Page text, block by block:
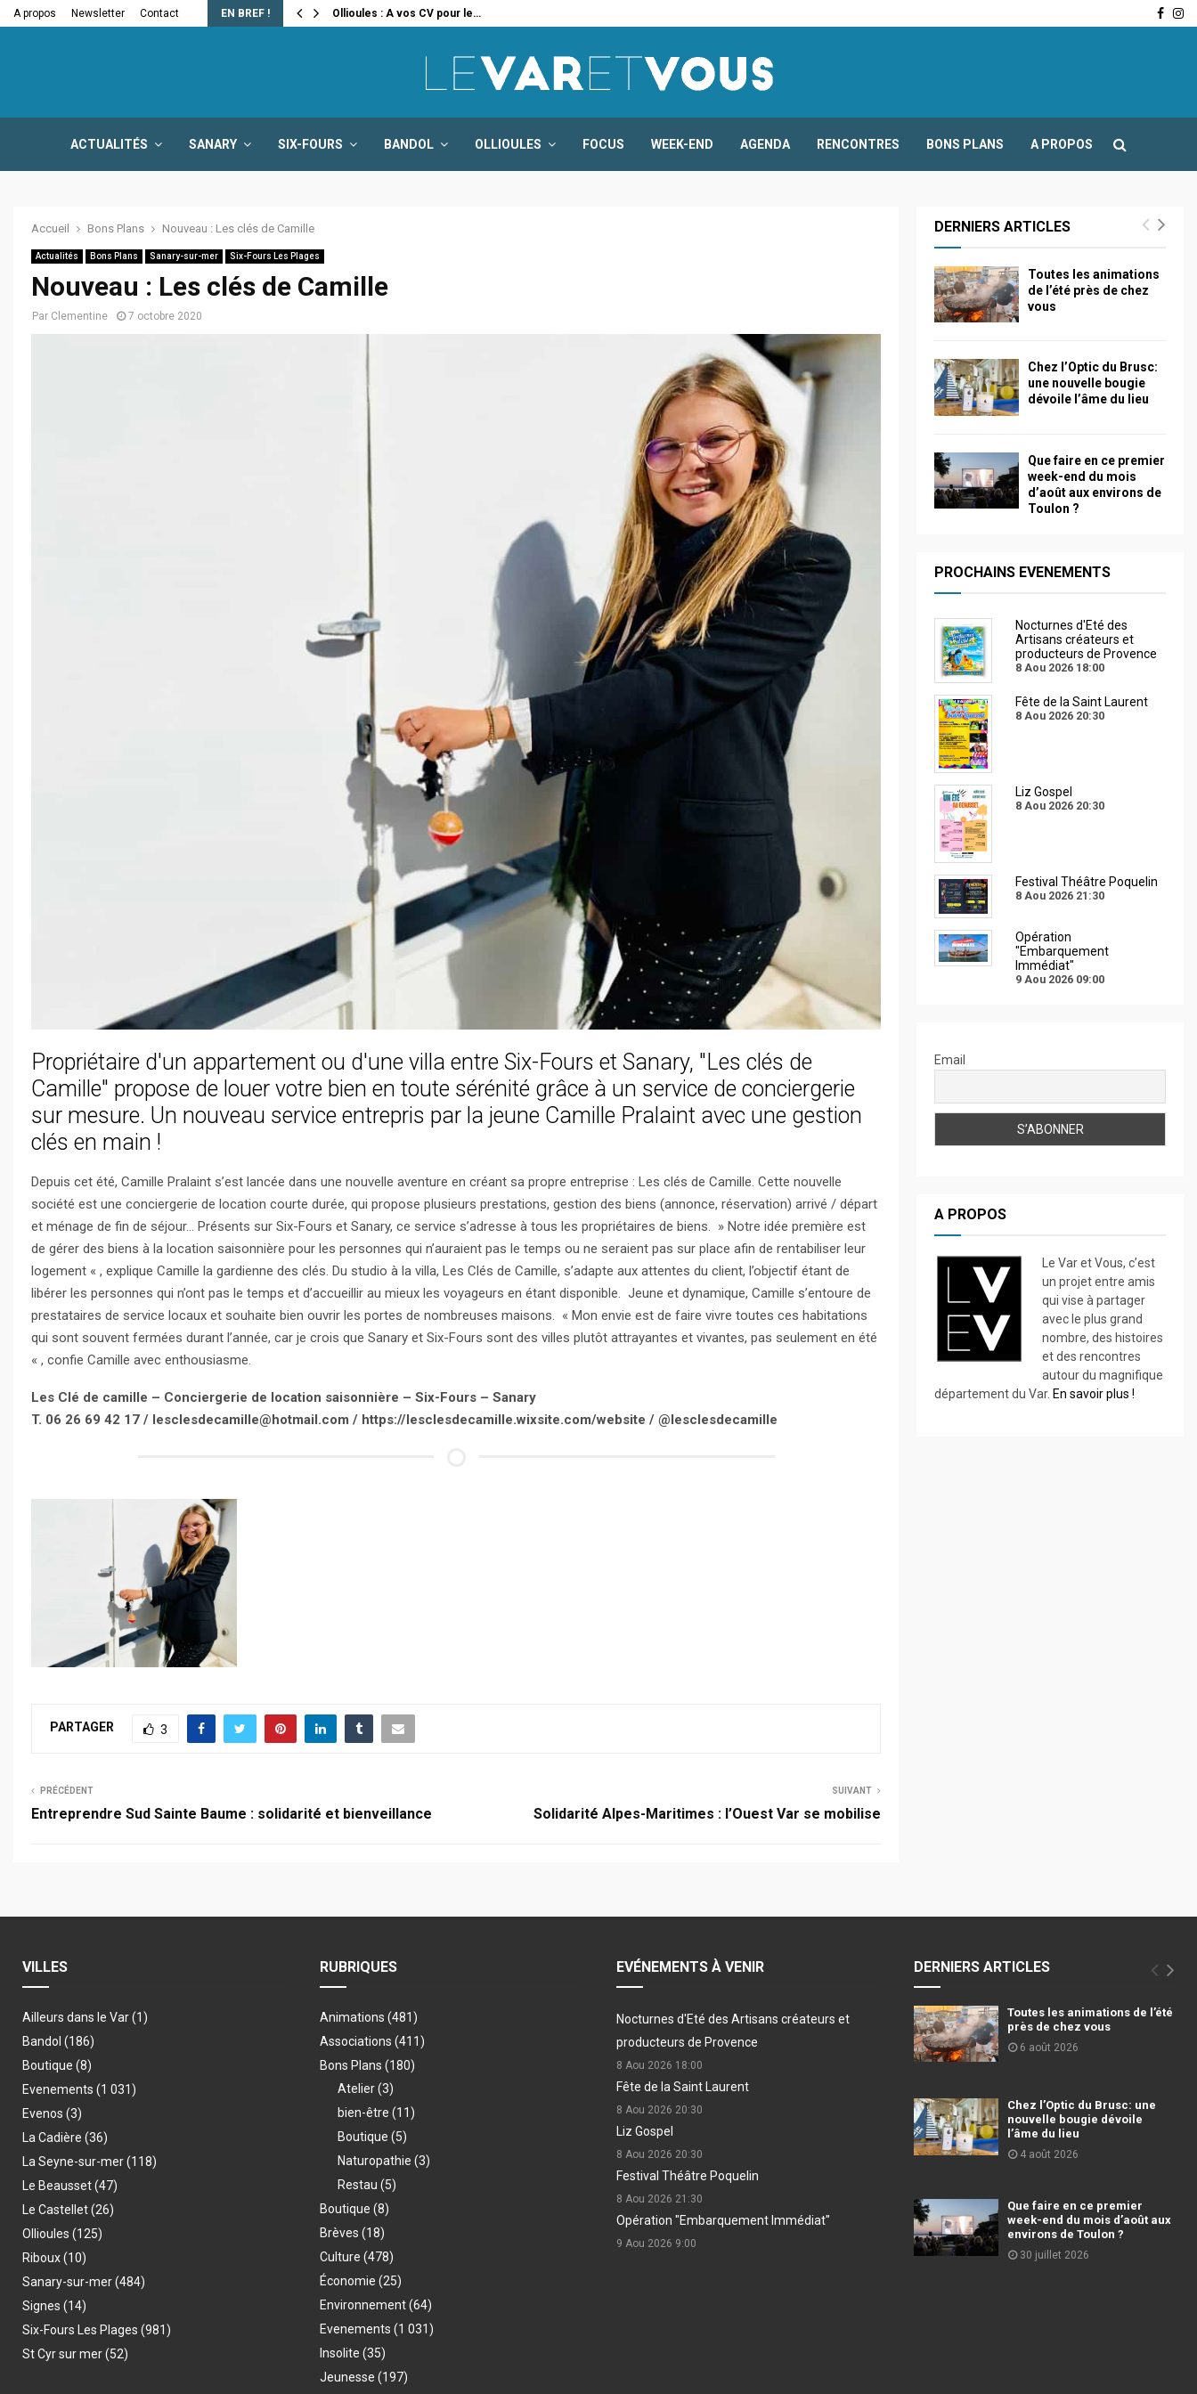
A propos Newsletter Contact EN BREF !
la fermeture… Ollioules : A vos CV pour le…
ACTUALITÉS SANARY SIX-FOURS BANDOL OLLIOULES FOCUS WEEK-END AGENDA RENCONTRES BONS PLANS A PROPOS
Accueil Bons Plans Nouveau : Les clés de Camille
Actualités Bons Plans Sanary-sur-mer Six-Fours Les Plages
Nouveau : Les clés de Camille
Par Clementine 7 octobre 2020
Propriétaire d'un appartement ou d'une villa entre Six-Fours et Sanary, "Les clés de
Camille" propose de louer votre bien en toute sérénité grâce à un service de conciergerie
sur mesure. Un nouveau service entrepris par la jeune Camille Pralaint avec une gestion
clés en main !
Depuis cet été, Camille Pralaint s’est lancée dans une nouvelle aventure en créant sa propre entreprise : Les clés de Camille. Cette nouvelle
société est une conciergerie de location courte durée, qui propose plusieurs prestations, gestion des biens (annonce, réservation) arrivé / départ
et ménage de fin de séjour… Présents sur Six-Fours et Sanary, ce service s’adresse à tous les propriétaires de biens. » Notre idée première est
de gérer des biens à la location saisonnière pour les personnes qui n’auraient pas le temps ou ne seraient pas sur place afin de rentabiliser leur
logement « , explique Camille la gardienne des clés. Du studio à la villa, Les Clés de Camille, s’adapte aux attentes du client, l’objectif étant de
libérer les personnes qui n’ont pas le temps et d’accueillir au mieux les voyageurs en étant disponible. Jeune et dynamique, Camille s’entoure de
prestataires de service locaux et souhaite bien ouvrir les portes de nombreuses maisons. « Mon envie est de faire vivre toutes ces habitations
qui sont souvent fermées durant l’année, car je crois que Sanary et Six-Fours sont des villes plutôt attrayantes et vivantes, pas seulement en été
« , confie Camille avec enthousiasme.
Les Clé de camille – Conciergerie de location saisonnière – Six-Fours – Sanary
T. 06 26 69 42 17 / lesclesdecamille@hotmail.com / https://lesclesdecamille.wixsite.com/website / @lesclesdecamille
PARTAGER 3
PRÉCÉDENT
Entreprendre Sud Sainte Baume : solidarité et bienveillance
SUIVANT
Solidarité Alpes-Maritimes : l’Ouest Var se mobilise
DERNIERS ARTICLES
Toutes les animations
de l’été près de chez
vous
Chez l’Optic du Brusc:
une nouvelle bougie
dévoile l’âme du lieu
Que faire en ce premier
week-end du mois
d’août aux environs de
Toulon ?
PROCHAINS EVENEMENTS
Nocturnes d'Eté des
Artisans créateurs et
producteurs de Provence
8 Aou 2026 18:00
Fête de la Saint Laurent
8 Aou 2026 20:30
Liz Gospel
8 Aou 2026 20:30
Festival Théâtre Poquelin
8 Aou 2026 21:30
Opération
"Embarquement
Immédiat"
9 Aou 2026 09:00
Email
A PROPOS
Le Var et Vous, c’est
un projet entre amis
qui vise à partager
avec le plus grand
nombre, des histoires
et des rencontres
autour du magnifique
département du Var. En savoir plus !
VILLES
Ailleurs dans le Var(1)
Bandol (186)
Boutique (8)
Evenements (1 031)
Evenos (3)
La Cadière (36)
La Seyne-sur-mer(118)
Le Beausset(47)
Le Castellet(26)
Ollioules (125)
Riboux(10)
Sanary-sur-mer(484)
Signes (14)
Six-Fours Les Plages (981)
St Cyr sur mer(52)
RUBRIQUES
Animations (481)
Associations (411)
Bons Plans (180)
Atelier(3)
bien-être (11)
Boutique (5)
Naturopathie (3)
Restau (5)
Boutique (8)
Brèves (18)
Culture (478)
Économie (25)
Environnement(64)
Evenements (1 031)
Insolite (35)
Jeunesse (197)
EVÉNEMENTS À VENIR
Nocturnes d'Eté des Artisans créateurs et
producteurs de Provence
8 Aou 2026 18:00
Fête de la Saint Laurent
8 Aou 2026 20:30
Liz Gospel
8 Aou 2026 20:30
Festival Théâtre Poquelin
8 Aou 2026 21:30
Opération "Embarquement Immédiat"
9 Aou 2026 9:00
DERNIERS ARTICLES
Toutes les animations de l’été
près de chez vous
6 août 2026
Chez l’Optic du Brusc: une
nouvelle bougie dévoile
l’âme du lieu
4 août 2026
Que faire en ce premier
week-end du mois d’août aux
environs de Toulon ?
30 juillet 2026